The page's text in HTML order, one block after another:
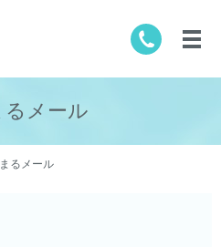
るメール
るメール